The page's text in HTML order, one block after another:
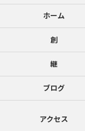
ホーム
創
継
ブログ
アクセス